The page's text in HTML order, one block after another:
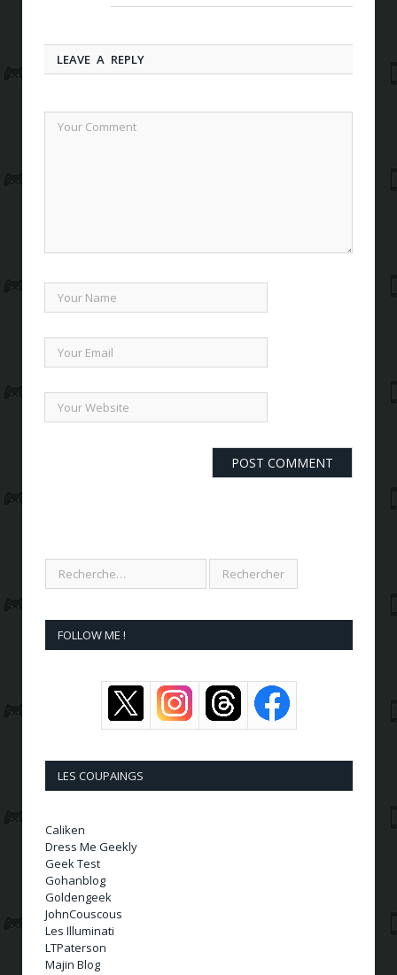
LEAVE A REPLY
FOLLOW ME !
LES COUPAINGS
Caliken
Dress Me Geekly
Geek Test
Gohanblog
Goldengeek
JohnCouscous
Les Illuminati
LTPaterson
Majin Blog